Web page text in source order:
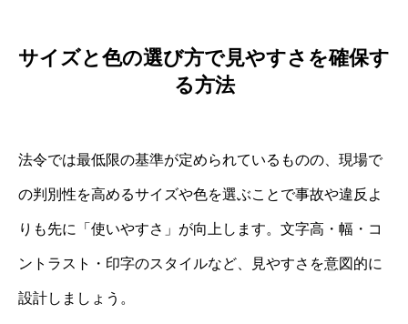
サイズと色の選び方で見やすさを確保す
る方法
法令では最低限の基準が定められているものの、現場で
の判別性を高めるサイズや色を選ぶことで事故や違反よ
りも先に「使いやすさ」が向上します。文字高・幅・コ
ントラスト・印字のスタイルなど、見やすさを意図的に
設計しましょう。